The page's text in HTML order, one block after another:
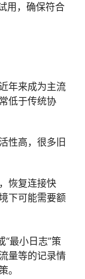
用，确保符合
年来成为主流
低于传统协
性高，很多旧
恢复连接快
下可能需要额
“最小日志”策
量等的记录情
。